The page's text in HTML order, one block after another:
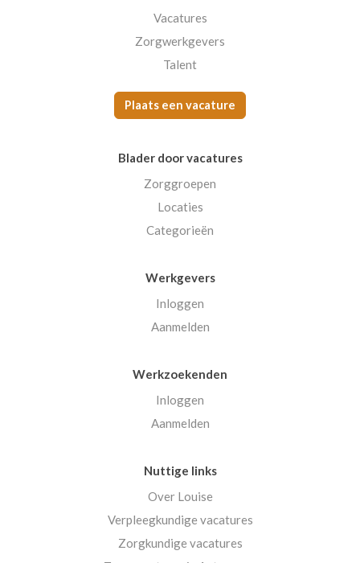
Vacatures
Zorgwerkgevers
Talent
Plaats een vacature
Blader door vacatures
Zorggroepen
Locaties
Categorieën
Werkgevers
Inloggen
Aanmelden
Werkzoekenden
Inloggen
Aanmelden
Nuttige links
Over Louise
Verpleegkundige vacatures
Zorgkundige vacatures